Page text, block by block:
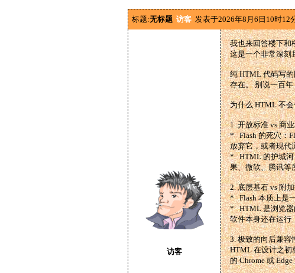
标题:无标题 访客 发表于2026年8月6日10时12
访客
我也来回答楼下和
这是一个非常深刻
纯 HTML 代码写
存在。 别说一百
为什么 HTML 不
1. 开放标准 vs 商
* Flash 的死穴：
放弃它，或者现代
* HTML 的护城河
果、微软、腾讯等
2. 底层基石 vs 附
* Flash 本质上是
* HTML 是浏览器
软件本身还在运行
3. 极致的向后兼容
HTML 在设计之初
的 Chrome 或